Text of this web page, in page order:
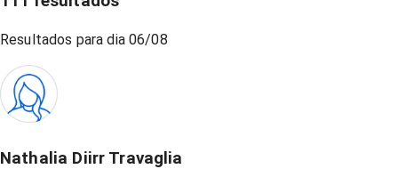
Resultados para dia 06/08
Nathalia Diirr Travaglia